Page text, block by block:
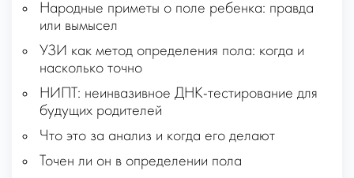
Народные приметы о поле ребенка: правда
или вымысел
УЗИ как метод определения пола: когда и
насколько точно
НИПТ: неинвазивное ДНК-тестирование для
будущих родителей
Что это за анализ и когда его делают
Точен ли он в определении пола